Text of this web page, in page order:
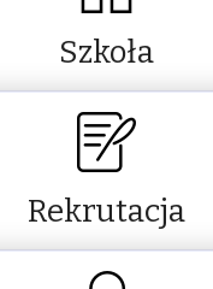
Szkoła
Rekrutacja